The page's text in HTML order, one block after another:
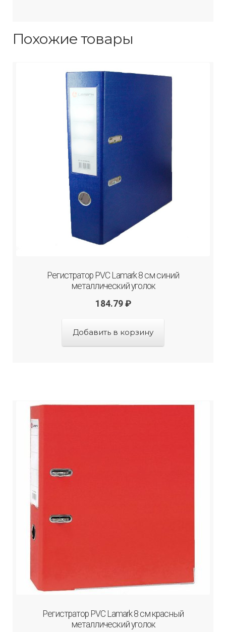
Похожие товары
Регистратор PVC Lamark 8 см синий
металлический уголок
184.79 ₽
Добавить в корзину
Регистратор PVC Lamark 8 см красный
металлический уголок